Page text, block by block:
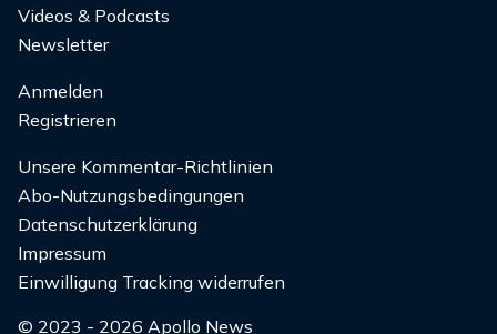
Videos & Podcasts
Newsletter
Anmelden
Registrieren
Unsere Kommentar-Richtlinien
Abo-Nutzungsbedingungen
Datenschutzerklärung
Impressum
Einwilligung Tracking widerrufen
© 2023 - 2026 Apollo News